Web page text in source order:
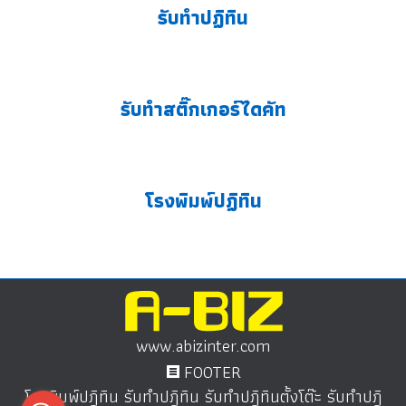
รับทำปฏิทิน
รับทำสติ๊กเกอร์ไดคัท
โรงพิมพ์ปฏิทิน
www.abizinter.com
FOOTER
โรงพิมพ์ปฎิทิน รับทำปฎิทิน รับทำปฎิทินตั้งโต๊ะ รับทำปฎิ